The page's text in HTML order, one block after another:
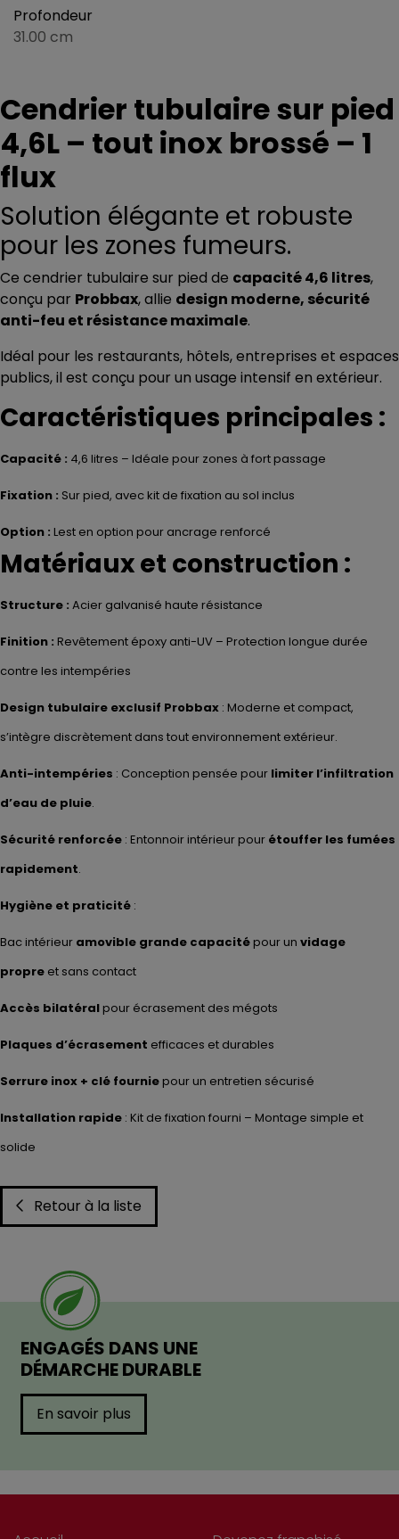
Profondeur
31.00 cm
Cendrier tubulaire sur pied
4,6L – tout inox brossé – 1
flux
Solution élégante et robuste
pour les zones fumeurs.
Ce cendrier tubulaire sur pied de capacité 4,6 litres,
conçu par Probbax, allie design moderne, sécurité
anti-feu et résistance maximale.
Idéal pour les restaurants, hôtels, entreprises et espaces
publics, il est conçu pour un usage intensif en extérieur.
Caractéristiques principales :
Capacité : 4,6 litres – Idéale pour zones à fort passage
Fixation : Sur pied, avec kit de fixation au sol inclus
Option : Lest en option pour ancrage renforcé
Matériaux et construction :
Structure : Acier galvanisé haute résistance
Finition : Revêtement époxy anti-UV – Protection longue durée
contre les intempéries
Design tubulaire exclusif Probbax : Moderne et compact,
s’intègre discrètement dans tout environnement extérieur.
Anti-intempéries : Conception pensée pour limiter l’infiltration
d’eau de pluie.
Sécurité renforcée : Entonnoir intérieur pour étouffer les fumées
rapidement.
Hygiène et praticité :
Bac intérieur amovible grande capacitépour un vidage
propre et sans contact
Accès bilatéralpour écrasement des mégots
Plaques d’écrasement efficaces et durables
Serrure inox + clé fourniepour un entretien sécurisé
Installation rapide : Kit de fixation fourni – Montage simple et
solide
Retour à la liste
ENGAGÉS DANS UNE
DÉMARCHE DURABLE
En savoir plus